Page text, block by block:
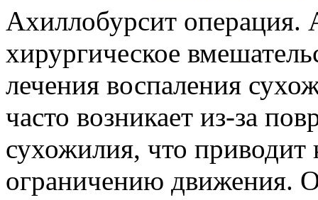
Axиллoбурсит
хирургическое
лечения воспаления
часто возникает из-за
сухожилия, что приводит
ограничению движения.